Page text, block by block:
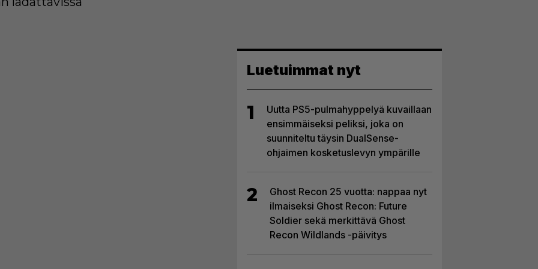
Luetuimmat nyt
1
Uutta PS5-pulmahyppelyä kuvaillaan
ensimmäiseksi peliksi, joka on
suunniteltu täysin DualSense-
ohjaimen kosketuslevyn ympärille
2
Ghost Recon 25 vuotta: nappaa nyt
ilmaiseksi Ghost Recon: Future
Soldier sekä merkittävä Ghost
Recon Wildlands -päivitys